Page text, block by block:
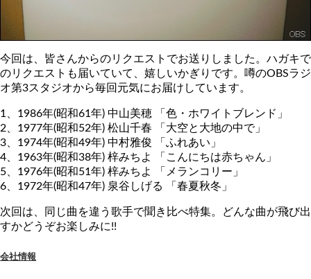
今回は、皆さんからのリクエストでお送りしました。ハガキで
のリクエストも届いていて、嬉しいかぎりです。噂のOBSラジ
オ第3スタジオから毎回元気にお届けしています。
1、1986年(昭和61年) 中山美穂 「色・ホワイトブレンド」
2、1977年(昭和52年) 松山千春 「大空と大地の中で」
3、1974年(昭和49年) 中村雅俊 「ふれあい」
4、1963年(昭和38年) 梓みちよ 「こんにちは赤ちゃん」
5、1976年(昭和51年) 梓みちよ 「メランコリー」
6、1972年(昭和47年) 泉谷しげる 「春夏秋冬」
次回は、同じ曲を違う歌手で聞き比べ特集。どんな曲が飛び出
すかどうぞお楽しみに!!
会社情報